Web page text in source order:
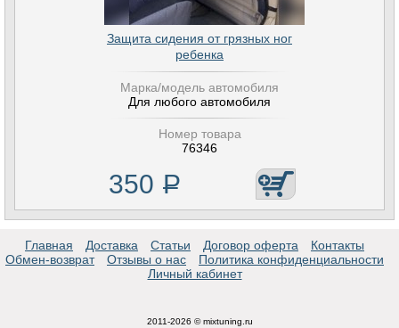
Защита сидения от грязных ног
ребенка
Марка/модель автомобиля
Для любого автомобиля
Номер товара
76346
350 Р
Главная Доставка Статьи Договор оферта
Контакты
Обмен-возврат
Отзывы о нас
Политика конфиденциальности
Личный кабинет
2011-2026 © mixtuning.ru